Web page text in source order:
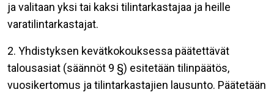
ja valitaan yksi tai kaksi tilintarkastajaa ja heille
varatilintarkastajat.
2. Yhdistyksen kevätkokouksessa päätettävät
talousasiat (säännöt 9 §) esitetään tilinpäätös,
vuosikertomus ja tilintarkastajien lausunto. Päätetään